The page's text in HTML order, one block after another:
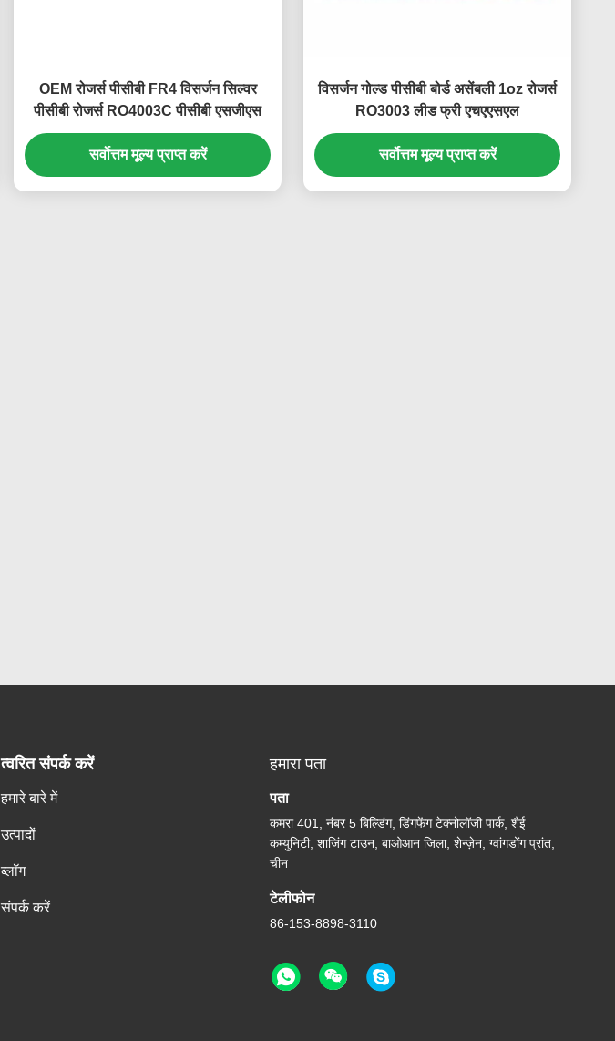
OEM रोजर्स पीसीबी FR4 विसर्जन सिल्वर
पीसीबी रोजर्स RO4003C पीसीबी एसजीएस
सर्वोत्तम मूल्य प्राप्त करें
विसर्जन गोल्ड पीसीबी बोर्ड असेंबली 1oz रोजर्स
RO3003 लीड फ्री एचएएसएल
सर्वोत्तम मूल्य प्राप्त करें
त्वरित संपर्क करें
हमारे बारे में
उत्पादों
ब्लॉग
संपर्क करें
हमारा पता
पता
कमरा 401, नंबर 5 बिल्डिंग, डिंगफेंग टेक्नोलॉजी पार्क, शैई
कम्युनिटी, शाजिंग टाउन, बाओआन जिला, शेन्ज़ेन, ग्वांगडोंग प्रांत,
चीन
टेलीफोन
86-153-8898-3110